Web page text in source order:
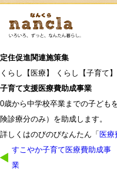
定住促進関連施策集
くらし【医療】 くらし【子育て】
子育て支援医療費助成事業
0歳から中学校卒業までの子ども
険診療分のみ）を助成します。
詳しくはのびのびなんたん「 医療
稿
すこやか子育て医療費助成事
業